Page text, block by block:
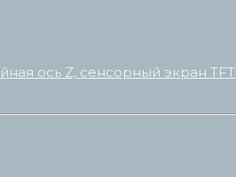
ось Z, сенсорный экран TFT